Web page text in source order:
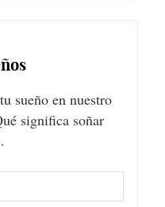
sueño en nuestro
significa soñar